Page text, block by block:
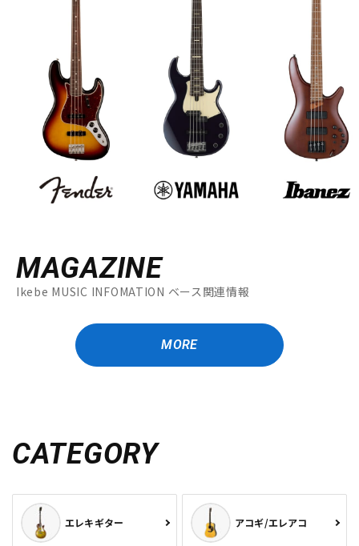
MAGAZINE
Ikebe MUSIC INFOMATION ベース関連情報
MORE
CATEGORY
エレキギター アコギ/エレアコ